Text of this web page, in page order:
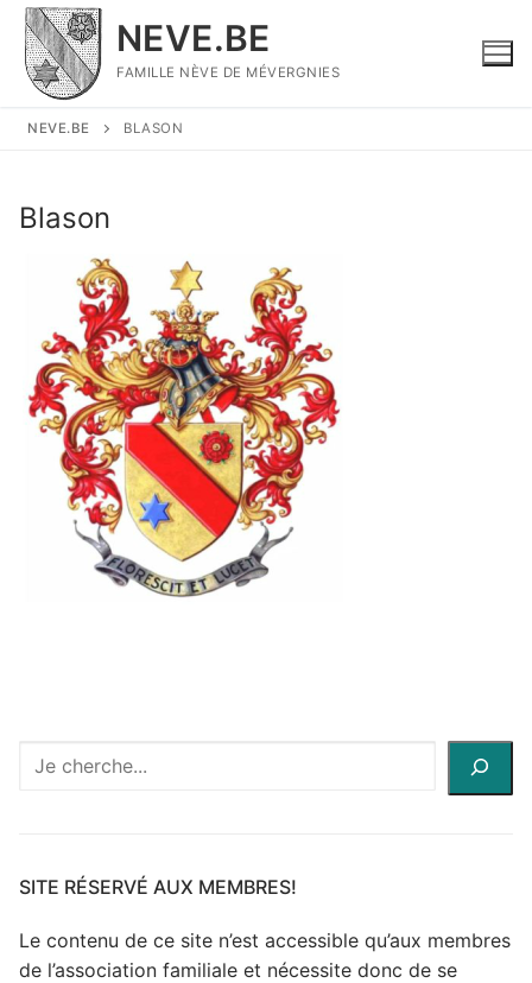
Aller
contenu
NEVE.BE
FAMILLE NÈVE DE MÉVERGNIES
NEVE.BE BLASON
Blason
Recherche
site
SITE RÉSERVÉ AUX MEMBRES!
Le contenu de ce site n’est accessible qu’aux membres
de l’association familiale et nécessite donc de se